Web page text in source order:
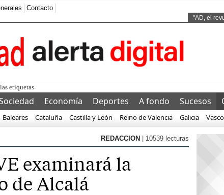
Contacto
"AD, el
Economía Deportes A fondo Sucesos
Baleares Cataluña Castilla y León Reino de Valencia Galicia
REDACCION | 10539 lecturas
examinará la
de Alcalá